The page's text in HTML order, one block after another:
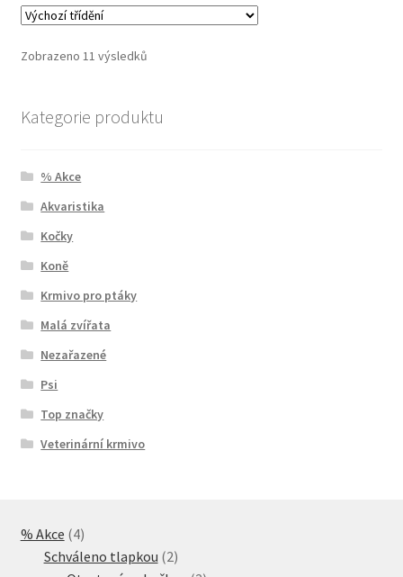
Zobrazeno 11 výsledků
Kategorie produktu
% Akce
Akvaristika
Kočky
Koně
Krmivo pro ptáky
Malá zvířata
Nezařazené
Psi
Top značky
Veterinární krmivo
% Akce 44
produkty
Schváleno tlapkou 22